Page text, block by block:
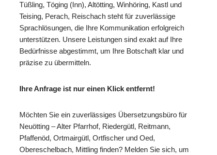
Tüßling, Töging (Inn), Altötting, Winhöring, Kastl und
Teising, Perach, Reischach steht für zuverlässige
Sprachlösungen, die Ihre Kommunikation erfolgreich
unterstützen. Unsere Leistungen sind exakt auf Ihre
Bedürfnisse abgestimmt, um Ihre Botschaft klar und
präzise zu übermitteln.
Ihre Anfrage ist nur einen Klick entfernt!
Möchten Sie ein zuverlässiges Übersetzungsbüro für
Neuötting – Alter Pfarrhof, Riedergütl, Reitmann,
Pfaffenöd, Ortmairgütl, Ortfischer und Oed,
Obereschelbach, Mittling finden? Melden Sie sich, um